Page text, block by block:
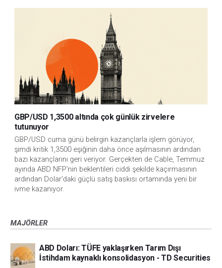
GBP/USD 1,3500 altında çok günlük zirvelere
tutunuyor
GBP/USD cuma günü belirgin kazançlarla işlem görüyor,
şimdi kritik 1,3500 eşiğinin daha önce aşılmasının ardından
bazı kazançlarını geri veriyor. Gerçekten de Cable, Temmuz
ayında ABD NFP'nin beklentileri ciddi şekilde kaçırmasının
ardından Dolar'daki güçlü satış baskısı ortamında yeni bir
ivme kazanıyor.
MAJÖRLER
ABD Doları: TÜFE yaklaşırken Tarım Dışı
İstihdam kaynaklı konsolidasyon - TD Securities